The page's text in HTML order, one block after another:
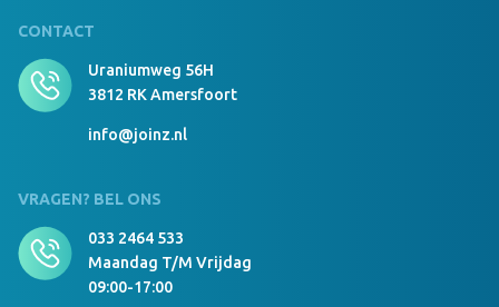
CONTACT
Uraniumweg 56H
3812 RK Amersfoort
info@joinz.nl
VRAGEN? BEL ONS
033 2464 533
Maandag T/m Vrijdag
09:00-17:00